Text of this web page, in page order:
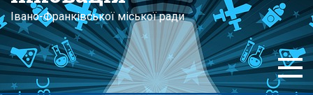
Івано-Франківської міської ради